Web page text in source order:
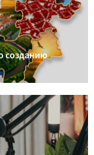
созданию